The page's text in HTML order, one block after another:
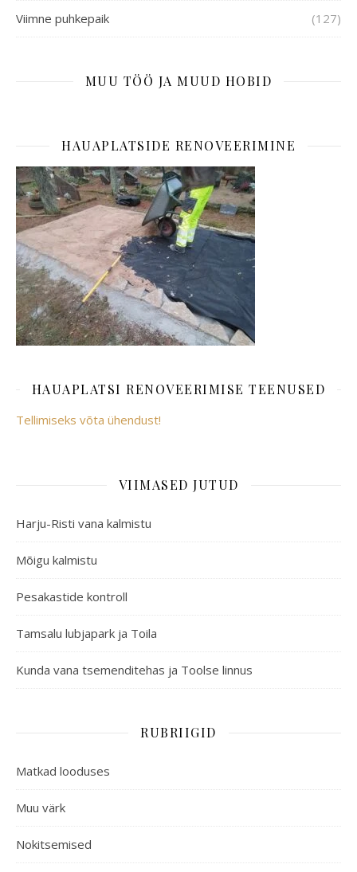
Viimne puhkepaik (127)
MUU TÖÖ JA MUUD HOBID
HAUAPLATSIDE RENOVEERIMINE
HAUAPLATSI RENOVEERIMISE TEENUSED
Tellimiseks võta ühendust!
VIIMASED JUTUD
Harju-Risti vana kalmistu
Mõigu kalmistu
Pesakastide kontroll
Tamsalu lubjapark ja Toila
Kunda vana tsemenditehas ja Toolse linnus
RUBRIIGID
Matkad looduses
Muu värk
Nokitsemised